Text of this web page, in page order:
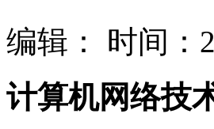
编辑：
时间：
计算机网络技